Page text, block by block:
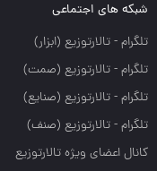
شبکه های اجتماعی
تلگرام - تالارتوزيع (ابزار)
تلگرام - تالارتوزيع (صمت)
تلگرام - تالارتوزيع (صنايع)
تلگرام - تالارتوزیع (صنف)
کانال اعضای ویژه تالارتوزیع